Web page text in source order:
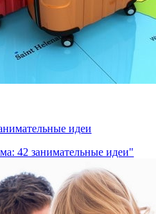
идеи
42 занимательные идеи"